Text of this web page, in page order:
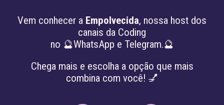
Vem conhecer a Empolvecida, nossa host dos
canais da Coding
no 🔮WhatsApp e Telegram.🔮
Chega mais e escolha a opção que mais
combina com você! 💅